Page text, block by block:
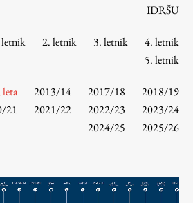
IDRŠU
letnik 2. letnik 3. letnik
4. letnik
5. letnik
leta 2013/14 2017/18
2018/19
21 2021/22 2022/23
2023/24
2024/25
2025/26